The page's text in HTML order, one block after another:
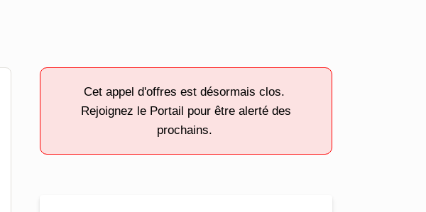
Cet appel d'offres est désormais clos.
Rejoignez le Portail pour être alerté des
prochains.